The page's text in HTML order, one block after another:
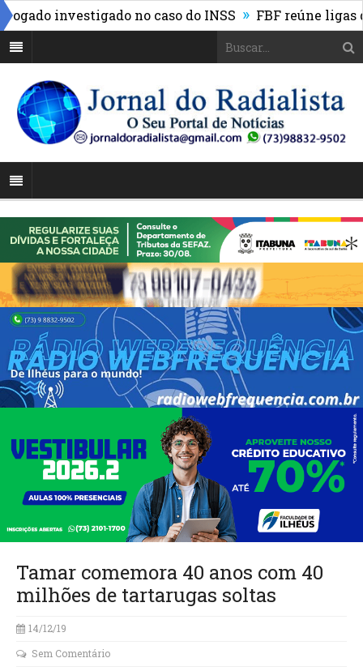
no caso do INSS » FBF reúne ligas
Tamar comemora 40 anos com 40
milhões de tartarugas soltas
14/12/19
Sem Comentário